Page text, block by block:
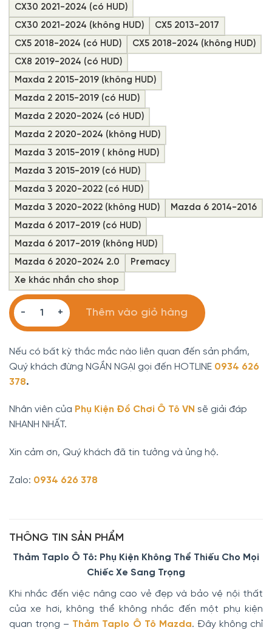
CX30 2021-2024 (có HUD)
CX30 2021-2024 (không HUD)
CX5 2013-2017
CX5 2018-2024 (có HUD)
CX5 2018-2024 (không HUD)
CX8 2019-2024 (có HUD)
Maxda 2 2015-2019 (không HUD)
Mazda 2 2015-2019 (có HUD)
Mazda 2 2020-2024 (có HUD)
Mazda 2 2020-2024 (không HUD)
Mazda 3 2015-2019 ( không HUD)
Mazda 3 2015-2019 (có HUD)
Mazda 3 2020-2022 (có HUD)
Mazda 3 2020-2022 (không HUD)
Mazda 6 2014-2016
Mazda 6 2017-2019 (có HUD)
Mazda 6 2017-2019 (không HUD)
Mazda 6 2020-2024 2.0
Premacy
Xe khác nhắn cho shop
Thảm Taplo Ô Tô Mazda Chính Hãng cao cấp số lượng
Thêm vào giỏ hàng
Nếu có bất kỳ thắc mắc nào liên quan đến sản phẩm,
Quý khách đừng NGẦN NGẠI gọi đến HOTLINE 0934 626
378.
Nhân viên của Phụ Kiện Đồ Chơi Ô Tô VN sẽ giải đáp
NHANH NHẤT.
Xin cảm ơn, Quý khách đã tin tưởng và ủng hộ.
Zalo: 0934 626 378
THÔNG TIN SẢN PHẨM
Thảm Taplo Ô Tô: Phụ Kiện Không Thể Thiếu Cho Mọi
Chiếc Xe Sang Trọng
Khi nhắc đến việc nâng cao vẻ đẹp và bảo vệ nội thất
của xe hơi, không thể không nhắc đến một phụ kiện
quan trọng – Thảm Taplo Ô Tô Mazda. Đây không chỉ